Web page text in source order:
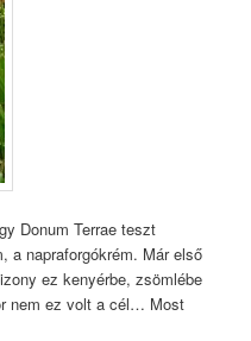
Donum Terrae teszt
a napraforgókrém. Már első
ez kenyérbe, zsömlébe
nem ez volt a cél… Most